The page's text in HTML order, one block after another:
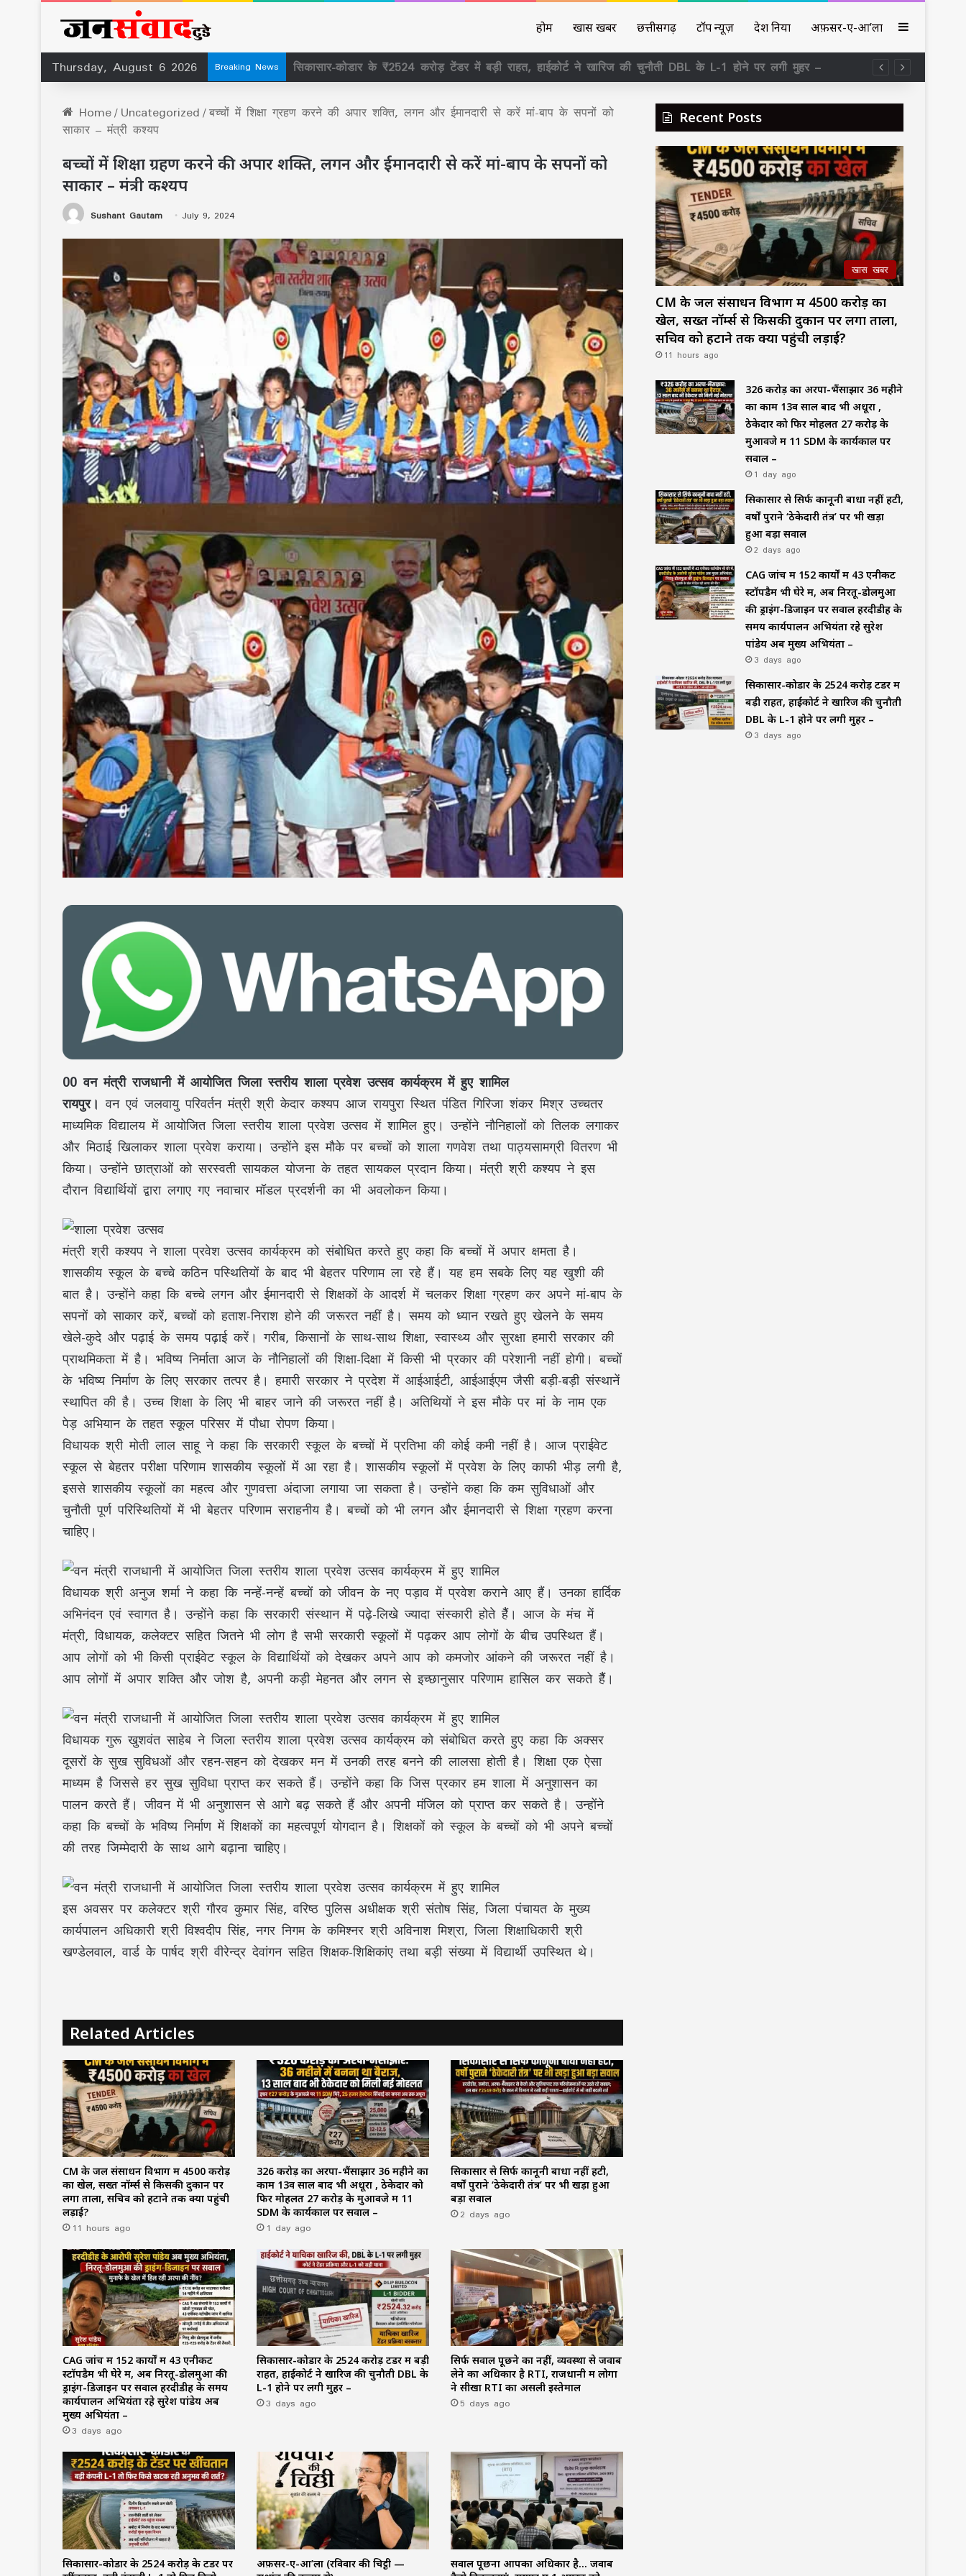
होम खास खबर छत्तीसगढ़ टॉप न्यूज़ देश दुनिया अफ़सर-ए-आ’ला
Sidebar
Thursday, August 6 2026
Breaking News
सिर्फ सवाल पूछने का नहीं, व्यवस्था से जवाब लेने का अधिकार है RTI, राजधानी में लोगों ने सीखा RTI का असली इस्तेमाल
Home/Uncategorized/बच्चों में शिक्षा ग्रहण करने की अपार शक्ति, लगन और ईमानदारी से करें मां-बाप के सपनों को
साकार – मंत्री कश्यप
बच्चों में शिक्षा ग्रहण करने की अपार शक्ति, लगन और ईमानदारी से करें मां-बाप के सपनों को
साकार – मंत्री कश्यप
Sushant Gautam July 9, 2024
00 वन मंत्री राजधानी में आयोजित जिला स्तरीय शाला प्रवेश उत्सव कार्यक्रम में हुए शामिल
रायपुर। वन एवं जलवायु परिवर्तन मंत्री श्री केदार कश्यप आज रायपुरा स्थित पंडित गिरिजा शंकर मिश्र उच्चतर
माध्यमिक विद्यालय में आयोजित जिला स्तरीय शाला प्रवेश उत्सव में शामिल हुए। उन्होंने नौनिहालों को तिलक लगाकर
और मिठाई खिलाकर शाला प्रवेश कराया। उन्होंने इस मौके पर बच्चों को शाला गणवेश तथा पाठ्यसामग्री वितरण भी
किया। उन्होंने छात्राओं को सरस्वती सायकल योजना के तहत सायकल प्रदान किया। मंत्री श्री कश्यप ने इस
दौरान विद्यार्थियों द्वारा लगाए गए नवाचार मॉडल प्रदर्शनी का भी अवलोकन किया।
मंत्री श्री कश्यप ने शाला प्रवेश उत्सव कार्यक्रम को संबोधित करते हुए कहा कि बच्चों में अपार क्षमता है।
शासकीय स्कूल के बच्चे कठिन पस्थितियों के बाद भी बेहतर परिणाम ला रहे हैं। यह हम सबके लिए यह खुशी की
बात है। उन्होंने कहा कि बच्चे लगन और ईमानदारी से शिक्षकों के आदर्श में चलकर शिक्षा ग्रहण कर अपने मां-बाप के
सपनों को साकार करें, बच्चों को हताश-निराश होने की जरूरत नहीं है। समय को ध्यान रखते हुए खेलने के समय
खेले-कुदे और पढ़ाई के समय पढ़ाई करें। गरीब, किसानों के साथ-साथ शिक्षा, स्वास्थ्य और सुरक्षा हमारी सरकार की
प्राथमिकता में है। भविष्य निर्माता आज के नौनिहालों की शिक्षा-दिक्षा में किसी भी प्रकार की परेशानी नहीं होगी। बच्चों
के भविष्य निर्माण के लिए सरकार तत्पर है। हमारी सरकार ने प्रदेश में आईआईटी, आईआईएम जैसी बड़ी-बड़ी संस्थानें
स्थापित की है। उच्च शिक्षा के लिए भी बाहर जाने की जरूरत नहीं है। अतिथियों ने इस मौके पर मां के नाम एक
पेड़ अभियान के तहत स्कूल परिसर में पौधा रोपण किया।
विधायक श्री मोती लाल साहू ने कहा कि सरकारी स्कूल के बच्चों में प्रतिभा की कोई कमी नहीं है। आज प्राईवेट
स्कूल से बेहतर परीक्षा परिणाम शासकीय स्कूलों मेंं आ रहा है। शासकीय स्कूलों में प्रवेश के लिए काफी भीड़ लगी है,
इससे शासकीय स्कूलों का महत्व और गुणवत्ता अंदाजा लगाया जा सकता है। उन्होंने कहा कि कम सुविधाओं और
चुनौती पूर्ण परिस्थितियों में भी बेहतर परिणाम सराहनीय है। बच्चों को भी लगन और ईमानदारी से शिक्षा ग्रहण करना
चाहिए।
विधायक श्री अनुज शर्मा ने कहा कि नन्हें-नन्हें बच्चों को जीवन के नए पड़ाव में प्रवेश कराने आए हैं। उनका हार्दिक
अभिनंदन एवं स्वागत है। उन्होंने कहा कि सरकारी संस्थान में पढ़े-लिखे ज्यादा संस्कारी होते हैैं। आज के मंच में
मंत्री, विधायक, कलेक्टर सहित जितने भी लोग है सभी सरकारी स्कूलों में पढ़कर आप लोगों के बीच उपस्थित हैं।
आप लोगों को भी किसी प्राईवेट स्कूल के विद्यार्थियों को देखकर अपने आप को कमजोर आंकने की जरूरत नहीं है।
आप लोगों में अपार शक्ति और जोश है, अपनी कड़ी मेहनत और लगन से इच्छानुसार परिणाम हासिल कर सकते हैैं।
विधायक गुरू खुशवंत साहेब ने जिला स्तरीय शाला प्रवेश उत्सव कार्यक्रम को संबोधित करते हुए कहा कि अक्सर
दूसरों के सुख सुविधओं और रहन-सहन को देखकर मन में उनकी तरह बनने की लालसा होती है। शिक्षा एक ऐसा
माध्यम है जिससे हर सुख सुविधा प्राप्त कर सकते हैं। उन्होंने कहा कि जिस प्रकार हम शाला में अनुशासन का
पालन करते हैं। जीवन में भी अनुशासन से आगे बढ़ सकते हैं और अपनी मंजिल को प्राप्त कर सकते है। उन्होंने
कहा कि बच्चों के भविष्य निर्माण में शिक्षकों का महत्वपूर्ण योगदान है। शिक्षकों को स्कूल के बच्चों को भी अपने बच्चों
की तरह जिम्मेदारी के साथ आगे बढ़ाना चाहिए।
इस अवसर पर कलेक्टर श्री गौरव कुमार सिंह, वरिष्ठ पुलिस अधीक्षक श्री संतोष सिंह, जिला पंचायत के मुख्य
कार्यपालन अधिकारी श्री विश्वदीप सिंह, नगर निगम के कमिश्नर श्री अविनाश मिश्रा, जिला शिक्षाधिकारी श्री
खण्डेलवाल, वार्ड केे पार्षद श्री वीरेन्द्र देवांगन सहित शिक्षक-शिक्षिकांए तथा बड़ी संख्या में विद्यार्थी उपस्थित थे।
Related Articles
CM के जल संसाधन विभाग में ₹4500 करोड़
का खेल, सख्त नॉर्म्स से किसकी दुकान पर
लगा ताला, सचिव को हटाने तक क्यों पहुंची
लड़ाई?
11 hours ago
₹326 करोड़ का अरपा-भैंसाझार 36 महीने का
काम 13वें साल बाद भी अधूरा , ठेकेदार को
फिर मोहलत ₹27 करोड़ के मुआवजे में 11
SDM के कार्यकाल पर सवाल –
1 day ago
सिकासार से सिर्फ कानूनी बाधा नहीं हटी,
वर्षों पुराने ‘ठेकेदारी तंत्र’ पर भी खड़ा हुआ
बड़ा सवाल
2 days ago
CAG जांच में 152 कार्यों में 43 एनीकट
स्टॉपडैम भी घेरे में, अब निरतू-डोलमुआ की
ड्राइंग-डिजाइन पर सवाल हरदीडीह के समय
कार्यपालन अभियंता रहे सुरेश पांडेय अब
मुख्य अभियंता –
3 days ago
सिकासार-कोडार के ₹2524 करोड़ टेंडर में बड़ी
राहत, हाईकोर्ट ने खारिज की चुनौती DBL के
L-1 होने पर लगी मुहर –
3 days ago
सिर्फ सवाल पूछने का नहीं, व्यवस्था से जवाब
लेने का अधिकार है RTI, राजधानी में लोगों
ने सीखा RTI का असली इस्तेमाल
5 days ago
सिकासार-कोडार के ₹2524 करोड़ के टेंडर पर
अफ़सर-ए-आ’ला (रविवार की चिट्ठी —
सवाल पूछना आपका अधिकार है… जवाब
Recent Posts
खास खबर
CM के जल संसाधन विभाग में ₹4500 करोड़ का
खेल, सख्त नॉर्म्स से किसकी दुकान पर लगा ताला,
सचिव को हटाने तक क्यों पहुंची लड़ाई?
11 hours ago
₹326 करोड़ का अरपा-भैंसाझार 36 महीने
का काम 13वें साल बाद भी अधूरा ,
ठेकेदार को फिर मोहलत ₹27 करोड़ के
मुआवजे में 11 SDM के कार्यकाल पर
सवाल –
1 day ago
सिकासार से सिर्फ कानूनी बाधा नहीं हटी,
वर्षों पुराने ‘ठेकेदारी तंत्र’ पर भी खड़ा
हुआ बड़ा सवाल
2 days ago
CAG जांच में 152 कार्यों में 43 एनीकट
स्टॉपडैम भी घेरे में, अब निरतू-डोलमुआ
की ड्राइंग-डिजाइन पर सवाल हरदीडीह के
समय कार्यपालन अभियंता रहे सुरेश
पांडेय अब मुख्य अभियंता –
3 days ago
सिकासार-कोडार के ₹2524 करोड़ टेंडर में
बड़ी राहत, हाईकोर्ट ने खारिज की चुनौती
DBL के L-1 होने पर लगी मुहर –
3 days ago